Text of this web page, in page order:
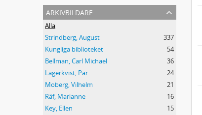
arkivbildare
Alla
Strindberg, August
337
Kungliga biblioteket
54
Bellman, Carl Michael
36
Lagerkvist, Pär
24
Moberg, Vilhelm
21
Räf, Marianne
16
Key, Ellen
15